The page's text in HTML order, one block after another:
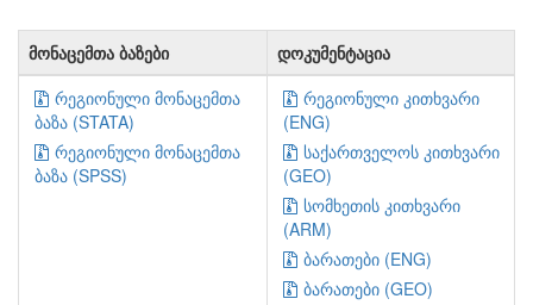
მონაცემთა ბაზები
დოკუმენტაცია
რეგიონული მონაცემთა
ბაზა (STATA)
რეგიონული მონაცემთა
ბაზა (SPSS)
რეგიონული კითხვარი
(ENG)
საქართველოს კითხვარი
(GEO)
სომხეთის კითხვარი
(ARM)
ბარათები (ENG)
ბარათები (GEO)